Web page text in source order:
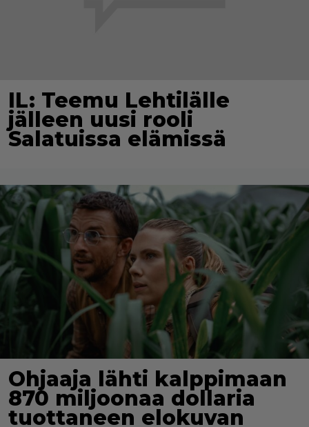
IL: Teemu Lehtilälle
jälleen uusi rooli
Salatuissa elämissä
Ohjaaja lähti kalppimaan
870 miljoonaa dollaria
tuottaneen elokuvan